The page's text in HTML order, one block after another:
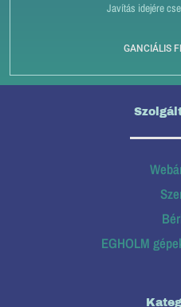
Javítás idejére
GANCIÁLIS
EGHOLM